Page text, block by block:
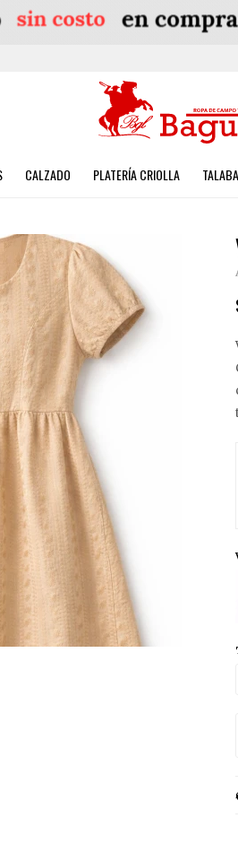
CALZADO PLATERÍA CRIOLLA